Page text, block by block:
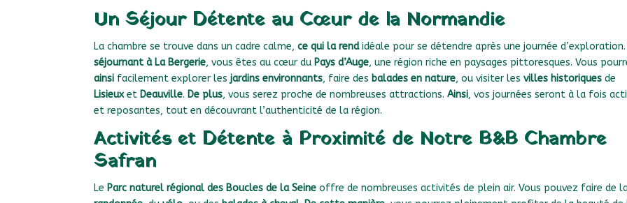
Un Séjour Détente au Cœur de la Normandie
La chambre se trouve dans un cadre calme,ce qui la rendidéale pour se détendre après une journée d’exploration.
séjournant à La Bergerie, vous êtes au cœur du Pays d’Auge, une région riche en paysages pittoresques. Vous
ainsi facilement explorer lesjardins environnants, faire des balades en nature, ou visiter lesvilles historiques de
Lisieuxet Deauville. De plus, vous serez proche de nombreuses attractions.Ainsi, vos journées seront à la fois
et reposantes, tout en découvrant l’authenticité de la région.
Activités et Détente à Proximité de Notre B&B Chambre
Safran
Le Parc naturel régional des Boucles de la Seine offre de nombreuses activités de plein air. Vous pouvez faire de